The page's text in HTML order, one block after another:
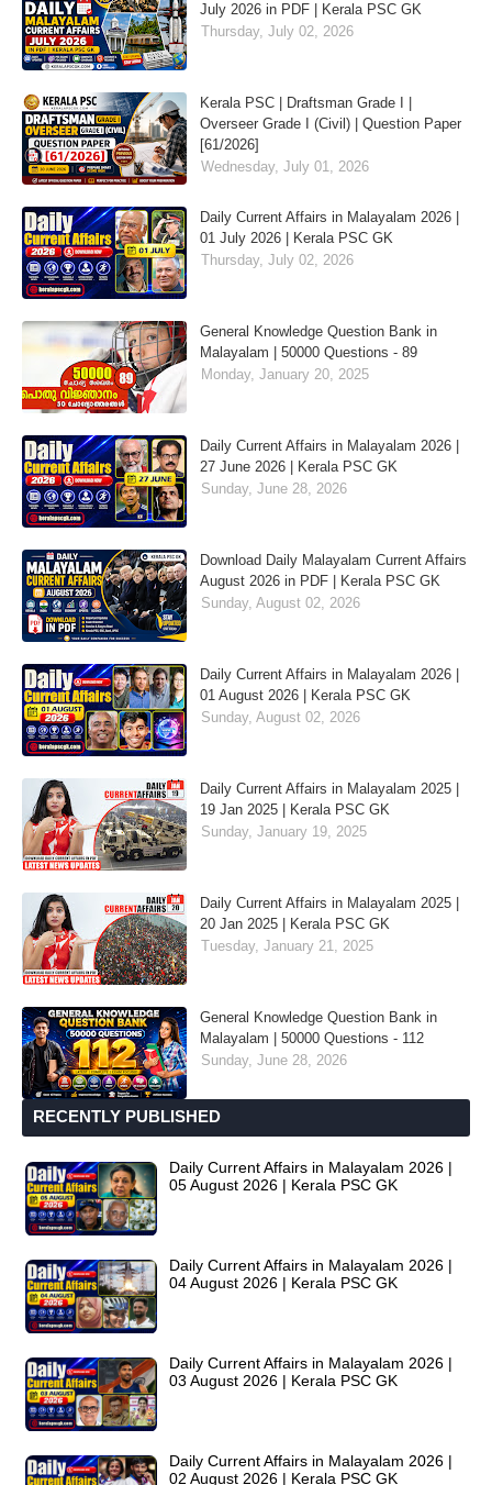
July 2026 in PDF | Kerala PSC GK
Thursday, July 02, 2026
Kerala PSC | Draftsman Grade I |
Overseer Grade I (Civil) | Question Paper
[61/2026]
Wednesday, July 01, 2026
Daily Current Affairs in Malayalam 2026 |
01 July 2026 | Kerala PSC GK
Thursday, July 02, 2026
General Knowledge Question Bank in
Malayalam | 50000 Questions - 89
Monday, January 20, 2025
Daily Current Affairs in Malayalam 2026 |
27 June 2026 | Kerala PSC GK
Sunday, June 28, 2026
Download Daily Malayalam Current Affairs
August 2026 in PDF | Kerala PSC GK
Sunday, August 02, 2026
Daily Current Affairs in Malayalam 2026 |
01 August 2026 | Kerala PSC GK
Sunday, August 02, 2026
Daily Current Affairs in Malayalam 2025 |
19 Jan 2025 | Kerala PSC GK
Sunday, January 19, 2025
Daily Current Affairs in Malayalam 2025 |
20 Jan 2025 | Kerala PSC GK
Tuesday, January 21, 2025
General Knowledge Question Bank in
Malayalam | 50000 Questions - 112
Sunday, June 28, 2026
RECENTLY PUBLISHED
Daily Current Affairs in Malayalam 2026 |
05 August 2026 | Kerala PSC GK
Daily Current Affairs in Malayalam 2026 |
04 August 2026 | Kerala PSC GK
Daily Current Affairs in Malayalam 2026 |
03 August 2026 | Kerala PSC GK
Daily Current Affairs in Malayalam 2026 |
02 August 2026 | Kerala PSC GK